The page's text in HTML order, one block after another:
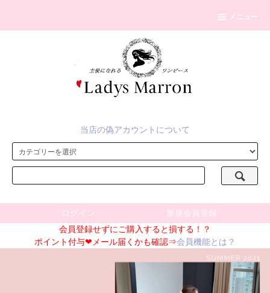
メニュー
当店の偽アカウントについて
ログイン
新規会員登録
会員登録せずにご購入すると損する！？
ポイント付与❤メール届くかも確認⇒会員機能とは？